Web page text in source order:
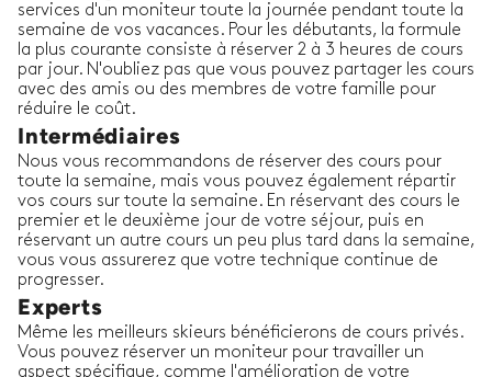
services d'un moniteur toute la journée pendant toute la
semaine de vos vacances. Pour les débutants, la formule
la plus courante consiste à réserver 2 à 3 heures de cours
par jour. N'oubliez pas que vous pouvez partager les cours
avec des amis ou des membres de votre famille pour
réduire le coût.
Intermédiaires
Nous vous recommandons de réserver des cours pour
toute la semaine, mais vous pouvez également répartir
vos cours sur toute la semaine. En réservant des cours le
premier et le deuxième jour de votre séjour, puis en
réservant un autre cours un peu plus tard dans la semaine,
vous vous assurerez que votre technique continue de
progresser.
Experts
Même les meilleurs skieurs bénéficierons de cours privés.
Vous pouvez réserver un moniteur pour travailler un
aspect spécifique, comme l'amélioration de votre